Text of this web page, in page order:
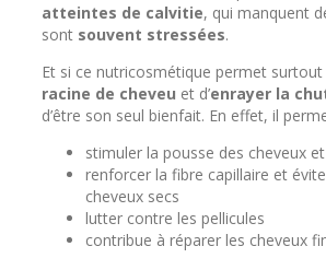
atteintes de calvitie, qui manquent
sont souvent stressées.
Et si ce nutricosmétique permet surtout
racine de cheveu et d’enrayer la
d’être son seul bienfait. En effet, il
stimuler la pousse des cheveux
renforcer la fibre capillaire et
cheveux secs
lutter contre les pellicules
contribue à réparer les cheveux